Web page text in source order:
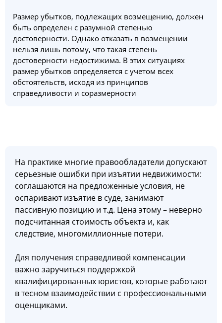
Размер убытков, подлежащих возмещению, должен
быть определен с разумной степенью
достоверности. Однако отказать в возмещении
нельзя лишь потому, что такая степень
достоверности недостижима. В этих ситуациях
размер убытков определяется с учетом всех
обстоятельств, исходя из принципов
справедливости и соразмерности
На практике многие правообладатели допускают
серьезные ошибки при изъятии недвижимости:
соглашаются на предложенные условия, не
оспаривают изъятие в суде, занимают
пассивную позицию и т.д. Цена этому – неверно
подсчитанная стоимость объекта и, как
следствие, многомиллионные потери.
Для получения справедливой компенсации
важно заручиться поддержкой
квалифицированных юристов, которые работают
в тесном взаимодействии с профессиональными
оценщиками.